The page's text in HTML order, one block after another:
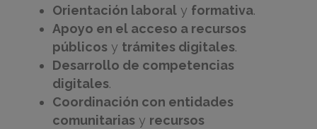
Orientación laboral y formativa.
Apoyo en el acceso a recursos
públicos y trámites digitales.
Desarrollo de competencias
digitales.
Coordinación con entidades
comunitarias y recursos